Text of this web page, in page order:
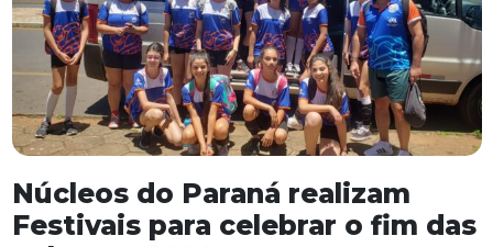
Núcleos do Paraná realizam
Festivais para celebrar o fim das